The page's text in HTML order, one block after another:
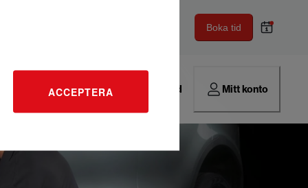
ACCEPTERA
Boka tid
Hitta verkstad Mitt konto